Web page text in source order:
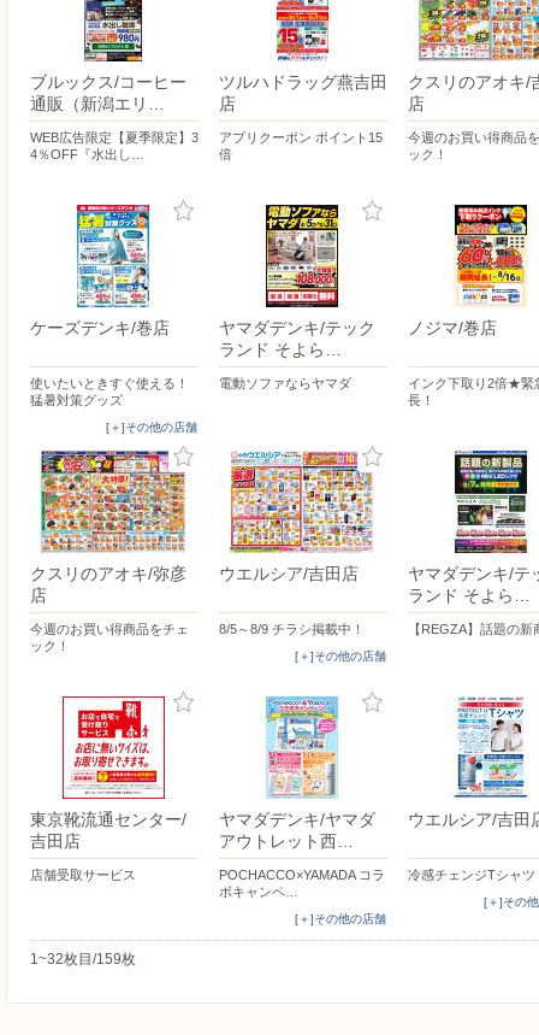
ブルックス/コーヒー
通販（新潟エリ…
WEB広告限定【夏季限定】3
4％OFF『水出し…
ツルハドラッグ燕吉田
店
アプリクーポン ポイント15
倍
クスリのアオキ/
店
今週のお買い得商品
ック！
ケーズデンキ/巻店
使いたいときすぐ使える！
猛暑対策グッズ
[＋]その他の店舗
ヤマダデンキ/テック
ランド そよら…
電動ソファならヤマダ
ノジマ/巻店
インク下取り2倍★緊
長！
クスリのアオキ/弥彦
店
今週のお買い得商品をチェ
ック！
ウエルシア/吉田店
8/5～8/9 チラシ掲載中！
[＋]その他の店舗
ヤマダデンキ/テ
ランド そよら…
【REGZA】話題の新
東京靴流通センター/
吉田店
店舗受取サービス
ヤマダデンキ/ヤマダ
アウトレット西…
POCHACCO×YAMADA コラ
ボキャンペ…
[＋]その他の店舗
ウエルシア/吉田
冷感チェンジTシャツ
[＋]その
1~32枚目/159枚